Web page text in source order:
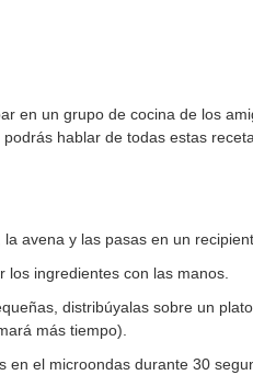
en un grupo de cocina de los
podrás hablar de todas estas
avena y las pasas en un
los ingredientes con las manos.
distribúyalas sobre un
más tiempo).
en el microondas durante 30